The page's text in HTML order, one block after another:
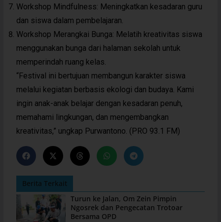
Workshop Mindfulness: Meningkatkan kesadaran guru
dan siswa dalam pembelajaran.
Workshop Merangkai Bunga: Melatih kreativitas siswa
menggunakan bunga dari halaman sekolah untuk
memperindah ruang kelas.
“Festival ini bertujuan membangun karakter siswa
melalui kegiatan berbasis ekologi dan budaya. Kami
ingin anak-anak belajar dengan kesadaran penuh,
memahami lingkungan, dan mengembangkan
kreativitas,” ungkap Purwantono. (PRO 93.1 FM)
Berita Terkait
Turun ke Jalan, Om Zein Pimpin
Ngosrek dan Pengecatan Trotoar
Bersama OPD